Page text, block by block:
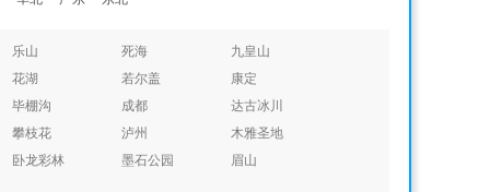
乐山 死海
九皇山
花湖 若尔盖
康定
毕棚沟 成都
达古冰川
攀枝花 泸州
木雅圣地
卧龙彩林 墨石公园
眉山